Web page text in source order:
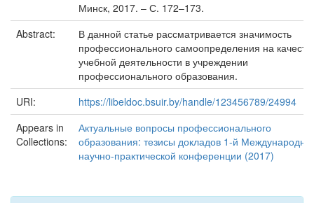
Минск, 2017. – С. 172–173.
Abstract:
В данной статье рассматривается значимость
профессионального самоопределения на
учебной деятельности в учреждении
профессионального образования.
URI:
https://libeldoc.bsuir.by/handle/123456789/24994
Appears in
Collections:
Актуальные вопросы профессионального
образования: тезисы докладов 1-й
научно-практической конференции (2017)